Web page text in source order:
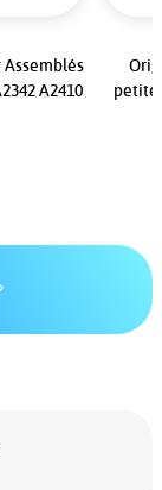
Assemblés
A2410